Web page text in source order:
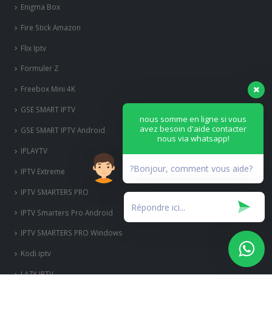
Enigma Box
Fire Stick Amazon
Flix Iptv
Formuler Z
Freebox Mini 4K
‎GSE SMART IPTV
GSE SMART IPTV Android
IPLAYTV
IPTV Extreme
IPTV SMARTERS PRO
IPTV Smarters Pro Android
IPTV SMARTERS PRO Windows
Kodi iptv
LAZY IPTV
nous somme en ligne si vous
avez besoin d'aide contacter
nous via whatsapp!
?Bonjour, comment vous aide?